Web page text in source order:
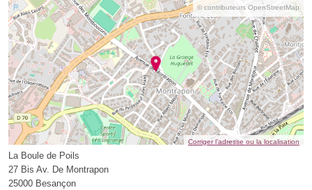
© contributeurs OpenStreetMap
Corriger l’adresse ou la localisation
La Boule de Poils
27 Bis Av. De Montrapon
25000 Besançon